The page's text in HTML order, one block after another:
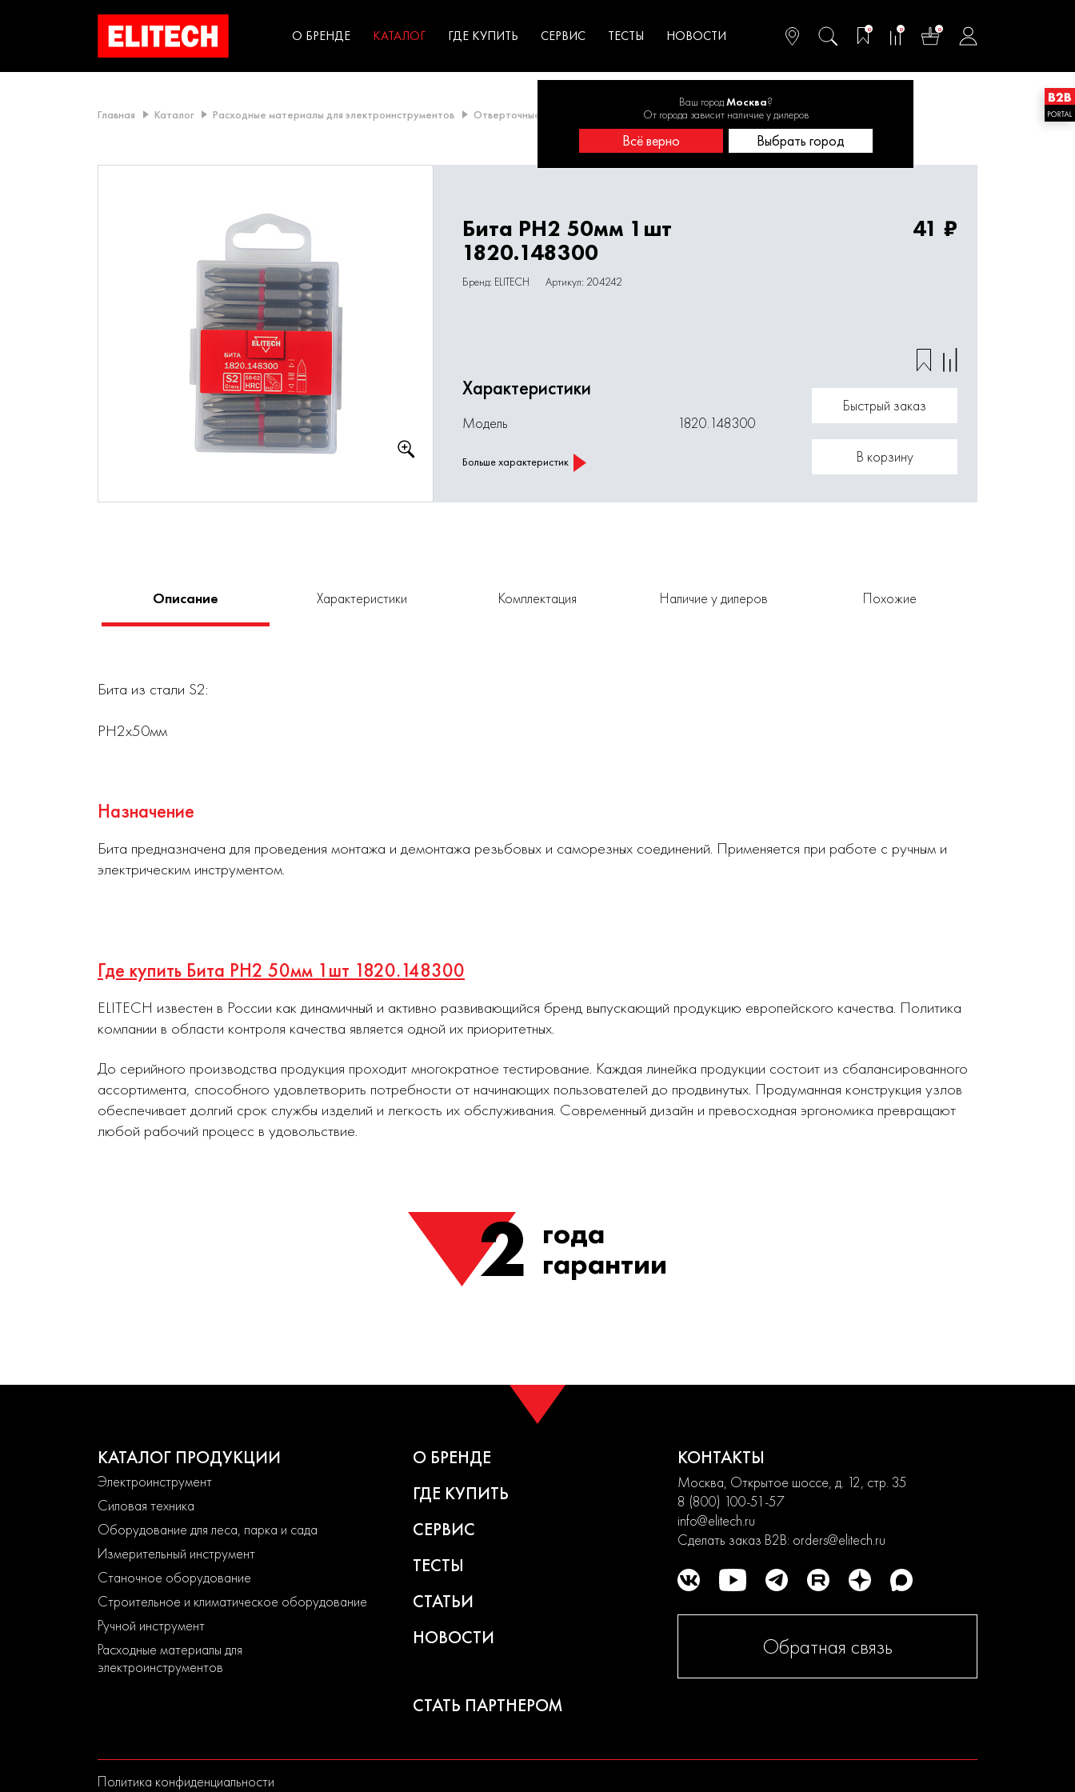
О БРЕНДЕ КАТАЛОГ садоводства
ГДЕ КУПИТЬ СЕРВИС ТЕСТЫ НОВОСТИ 0 0 0
Ваш городМосква?
От города зависит наличие у дилеров
Всё верно Выбрать город
Главная Каталог Расходные материалы для электроинструментов Отверточные насадки Бита PH2 50мм 1шт 1820.148300
Бита PH2 50мм 1шт
1820.148300
Бренд: ELITECH Артикул: 204242
41 ₽
Характеристики
Модель 1820.148300
Больше характеристик
Быстрый заказ
В корзину
Описание Характеристики Комплектация Наличие у дилеров Похожие
Бита из стали S2:
PH2х50мм
Назначение
Бита предназначена для проведения монтажа и демонтажа резьбовых и саморезных соединений. Применяется при работе с ручным и
электрическим инструментом.
Где купить Бита PH2 50мм 1шт 1820.148300
ELITECH известен в России как динамичный и активно развивающийся бренд выпускающий продукцию европейского качества. Политика
компании в области контроля качества является одной их приоритетных.
До серийного производства продукция проходит многократное тестирование. Каждая линейка продукции состоит из сбалансированного
ассортимента, способного удовлетворить потребности от начинающих пользователей до продвинутых. Продуманная конструкция узлов
обеспечивает долгий срок службы изделий и легкость их обслуживания. Современный дизайн и превосходная эргономика превращают
любой рабочий процесс в удовольствие.
2 года
гарантии
КАТАЛОГ ПРОДУКЦИИ
Электроинструмент
Силовая техника
Оборудование для леса, парка и сада
Измерительный инструмент
Станочное оборудование
Строительное и климатическое оборудование
Ручной инструмент
Расходные материалы для
электроинструментов
О БРЕНДЕ
ГДЕ КУПИТЬ
СЕРВИС
ТЕСТЫ
СТАТЬИ
НОВОСТИ
СТАТЬ ПАРТНЕРОМ
КОНТАКТЫ
Москва, Открытое шоссе, д. 12, стр. 35
8 (800) 100-51-57
info@elitech.ru
Сделать заказ B2B: orders@elitech.ru
Обратная связь
Политика конфиденциальности